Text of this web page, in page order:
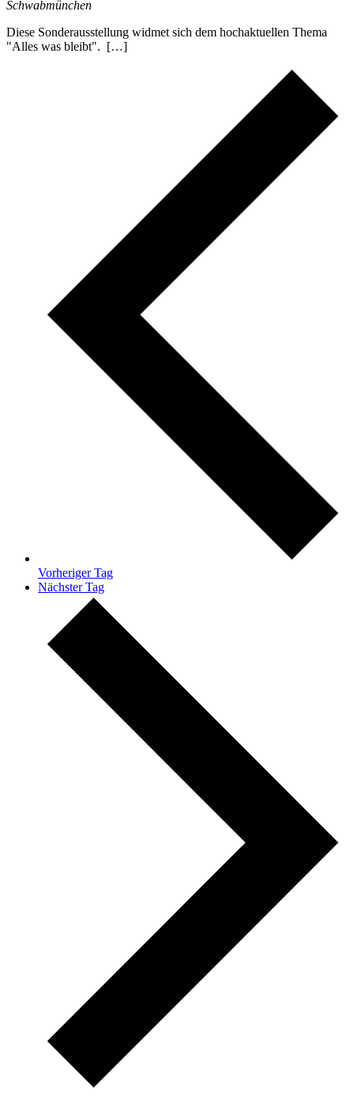
Schwabmünchen
Diese Sonderausstellung widmet sich dem hochaktuellen Thema
"Alles was bleibt". […]
Vorheriger Tag
Nächster Tag